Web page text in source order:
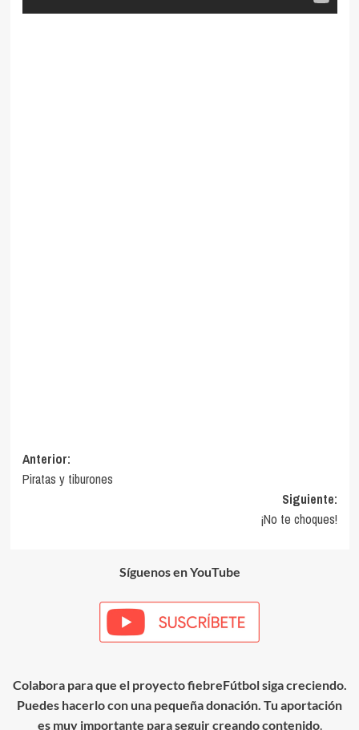
Navegación
de
Anterior:
Piratas y tiburones
Siguiente:
¡No te choques!
Síguenos en YouTube
Colabora para que el proyecto fiebreFútbol siga creciendo.
Puedes hacerlo con una pequeña donación. Tu aportación
es muy importante para seguir creando contenido.